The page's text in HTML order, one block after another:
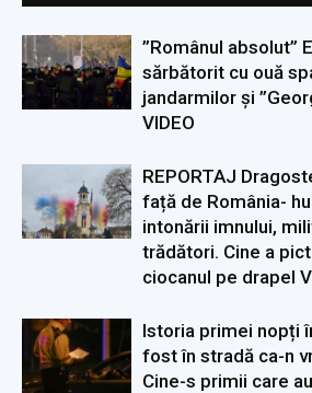
”Românul absolut”
sărbătorit cu ouă
jandarmilor și
VIDEO
REPORTAJ
față de România-
intonării imnului,
trădători. Cine a
ciocanul pe drapel
Istoria primei nopți
fost în stradă ca-n
Cine-s primii care